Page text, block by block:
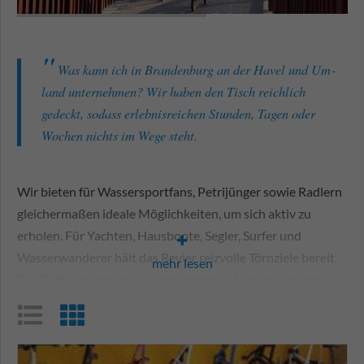
Was kann ich in Branden­burg an der Havel und Um­
land unternehmen? Wir haben den Tisch reichlich
gedeckt, sodass erlebnis­reichen Stunden, Tagen oder
Wochen nichts im Wege steht.
Wir bieten für Wasser­sport­fans, Petri­jünger sowie Radlern
gleicher­maßen ideale Möglich­keiten, um sich aktiv zu
erholen. Für Yachten, Haus­boote, Segler, Surfer und
Wasser­wanderer hält das Revier reizvolle Törn­ziele bereit.
direkt an Fluss- und See­ufern, durch geschützte Land­
schaften mit beein­druckenden An- und Aussichten entlang
führen. Empfehlens­wert sind beispiels­weise die Sieben-
mehr lesen
Online buchbar
Restaurant im Haus
WC barrierefrei
zahlen mit EC Karte